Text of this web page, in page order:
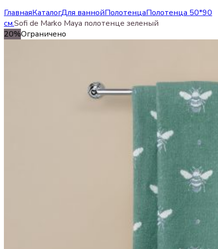
ГлавнаяКаталогДля ваннойПолотенцаПолотенца 50*90
см.Sofi de Marko Maya полотенце зеленый
20%Ограничено